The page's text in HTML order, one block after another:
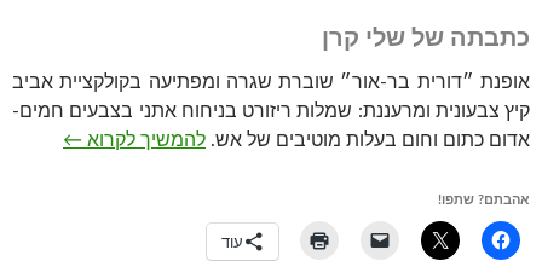
כתבתה של שלי קרן
אופנת ״דורית בר-אור״ שוברת שגרה ומפתיעה בקולקציית אביב
קיץ צבעונית ומרעננת: שמלות ריזורט בניחוח אתני בצבעים חמים-
אדום כתום וחום בעלות מוטיבים של אש. להמשיך לקרוא שבוע
←
אהבתם? שתפו!
עוד